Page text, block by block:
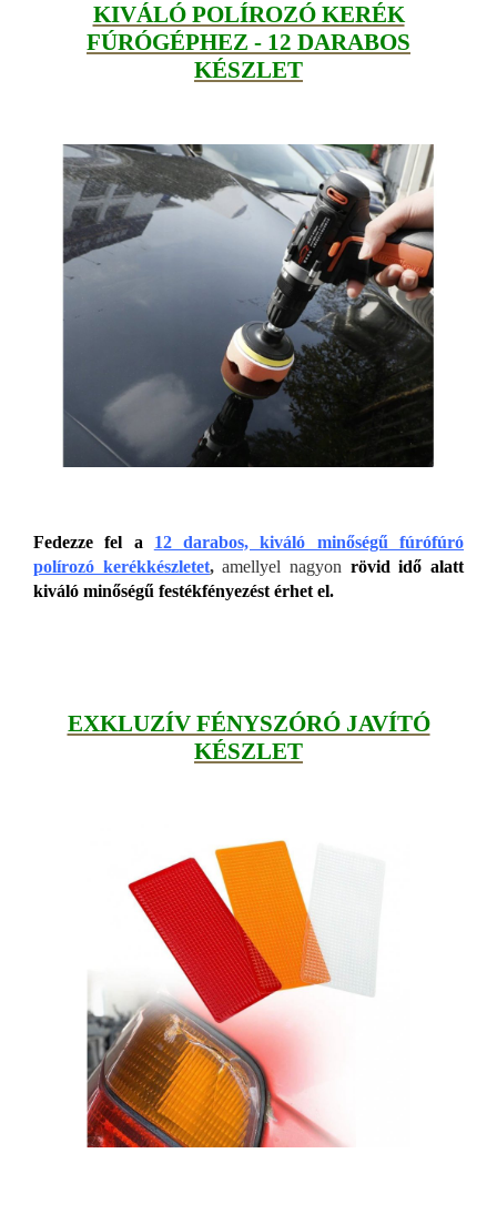
KIVÁLÓ POLÍROZÓ KERÉK
FÚRÓGÉPHEZ - 12 DARABOS
KÉSZLET
Fedezze fel a
12 darabos, kiváló minőségű fúrófúró
polírozó kerékkészletet,amellyel nagyon rövid idő alatt
kiváló minőségű festékfényezést érhet el.
EXKLUZÍV FÉNYSZÓRÓ JAVÍTÓ
KÉSZLET